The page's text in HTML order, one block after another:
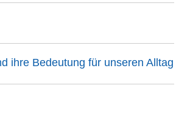
ihre Bedeutung für unseren Alltag